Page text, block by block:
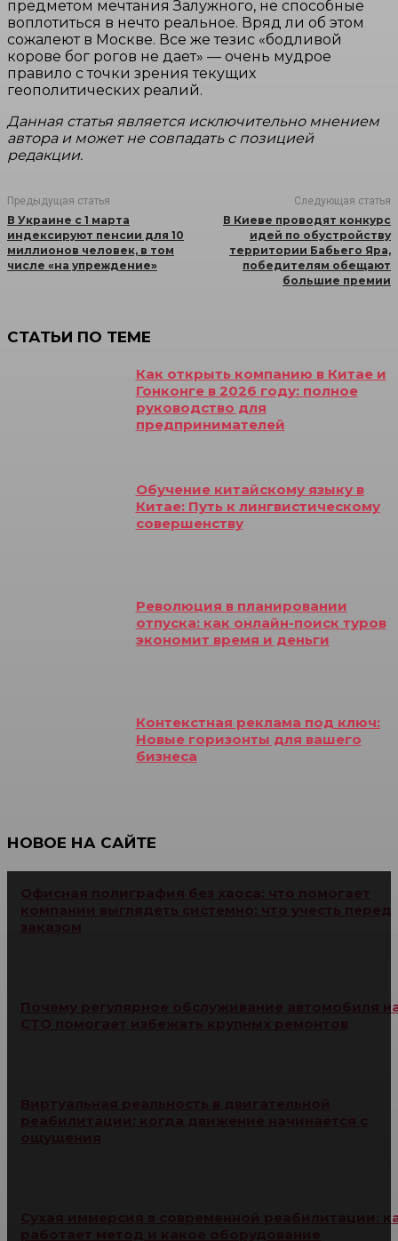
предметом мечтания Залужного, не способные
воплотиться в нечто реальное. Вряд ли об этом
сожалеют в Москве. Все же тезис «бодливой
корове бог рогов не дает» — очень мудрое
правило с точки зрения текущих
геополитических реалий.
Данная статья является исключительно мнением
автора и может не совпадать с позицией
редакции.
Предыдущая статья
В Украине с 1 марта
индексируют пенсии для 10
миллионов человек, в том
числе «на упреждение»
Следующая статья
В Киеве проводят конкурс
идей по обустройству
территории Бабьего Яра,
победителям обещают
большие премии
СТАТЬИ ПО ТЕМЕ
Как открыть компанию в Китае и
Гонконге в 2026 году: полное
руководство для
предпринимателей
Обучение китайскому языку в
Китае: Путь к лингвистическому
совершенству
Революция в планировании
отпуска: как онлайн-поиск туров
экономит время и деньги
Контекстная реклама под ключ:
Новые горизонты для вашего
бизнеса
НОВОЕ НА САЙТЕ
Офисная полиграфия без хаоса: что помогает
компании выглядеть системно: что учесть перед
заказом
Почему регулярное обслуживание автомобиля
Сухая иммерсия в современной реабилитации: